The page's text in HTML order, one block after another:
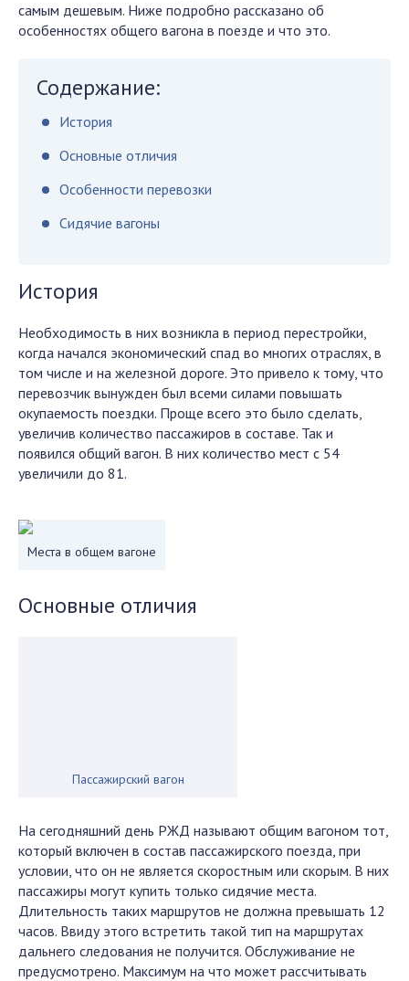
самым дешевым. Ниже подробно рассказано об
особенностях общего вагона в поезде и что это.
Содержание:
История
Основные отличия
Особенности перевозки
Сидячие вагоны
История
Необходимость в них возникла в период перестройки,
когда начался экономический спад во многих отраслях, в
том числе и на железной дороге. Это привело к тому, что
перевозчик вынужден был всеми силами повышать
окупаемость поездки. Проще всего это было сделать,
увеличив количество пассажиров в составе. Так и
появился общий вагон. В них количество мест с 54
увеличили до 81.
Места в общем вагоне
Основные отличия
Пассажирский вагон
На сегодняшний день РЖД называют общим вагоном тот,
который включен в состав пассажирского поезда, при
условии, что он не является скоростным или скорым. В них
пассажиры могут купить только сидячие места.
Длительность таких маршрутов не должна превышать 12
часов. Ввиду этого встретить такой тип на маршрутах
дальнего следования не получится. Обслуживание не
предусмотрено. Максимум на что может рассчитывать